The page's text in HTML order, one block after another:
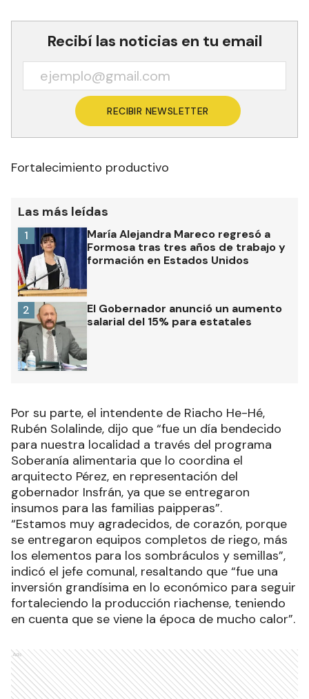
Recibí las noticias en tu email
RECIBIR NEWSLETTER
Fortalecimiento productivo
Las más leídas
María Alejandra Mareco regresó a
Formosa tras tres años de trabajo y
formación en Estados Unidos
1
El Gobernador anunció un aumento
salarial del 15% para estatales
2
Por su parte, el intendente de Riacho He-Hé,
Rubén Solalinde, dijo que “fue un día bendecido
para nuestra localidad a través del programa
Soberanía alimentaria que lo coordina el
arquitecto Pérez, en representación del
gobernador Insfrán, ya que se entregaron
insumos para las familias paipperas”.
“Estamos muy agradecidos, de corazón, porque
se entregaron equipos completos de riego, más
los elementos para los sombráculos y semillas”,
indicó el jefe comunal, resaltando que “fue una
inversión grandísima en lo económico para seguir
fortaleciendo la producción riachense, teniendo
en cuenta que se viene la época de mucho calor”.
Ads